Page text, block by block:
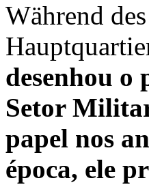
Während
desenhou
Setor
papel nos
época, ele